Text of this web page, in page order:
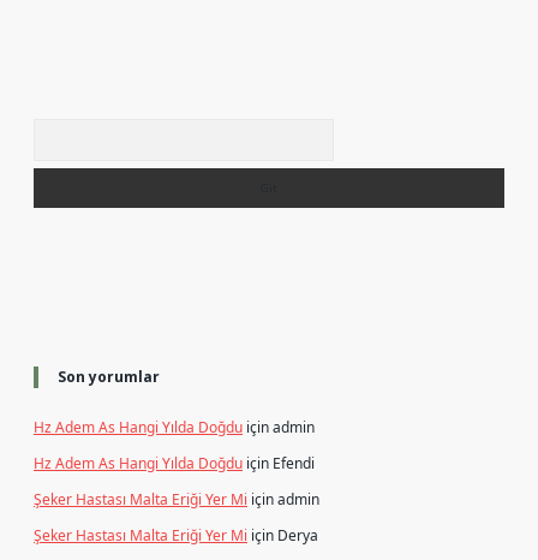
Son yorumlar
Hz Adem As Hangi Yılda Doğdu içinadmin
Hz Adem As Hangi Yılda Doğdu için Efendi
Şeker Hastası Malta Eriği Yer Mi içinadmin
Şeker Hastası Malta Eriği Yer Mi için Derya